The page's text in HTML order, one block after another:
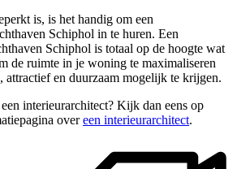
is, is het handig om een
Schiphol in te huren. Een
Schiphol is totaal op de hoogte wat
de ruimte in je woning te maximaliseren
attractief en duurzaam mogelijk te krijgen.
interieurarchitect? Kijk dan eens op
overeen interieurarchitect.